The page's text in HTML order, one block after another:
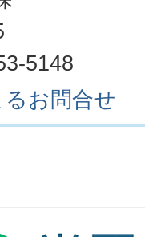
5148
お問合せ